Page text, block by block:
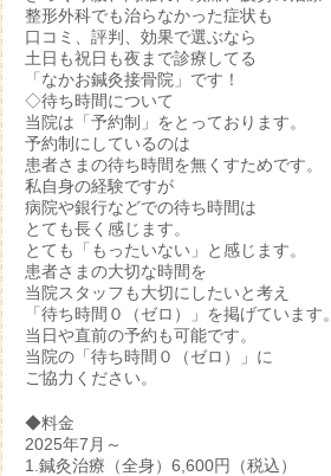
整形外科でも治らなかった症状も
口コミ、評判、効果で選ぶなら
土日も祝日も夜まで診療してる
「なかお鍼灸接骨院」です！
◇待ち時間について
当院は「予約制」をとっております。
予約制にしているのは
患者さまの待ち時間を無くすためです。
私自身の経験ですが
病院や銀行などでの待ち時間は
とても長く感じます。
とても「もったいない」と感じます。
患者さまの大切な時間を
当院スタッフも大切にしたいと考え
「待ち時間０（ゼロ）」を掲げています。
当日や直前の予約も可能です。
当院の「待ち時間０（ゼロ）」に
ご協力ください。
◆料金
2025年7月～
1.鍼灸治療（全身）6,600円（税込）